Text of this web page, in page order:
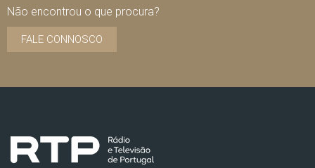
Não encontrou o que procura?
FALE CONNOSCO